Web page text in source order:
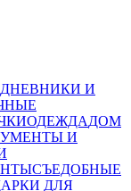
И
ОДЕЖДАДОМ
И
СЪЕДОБНЫЕ
ДЛЯ